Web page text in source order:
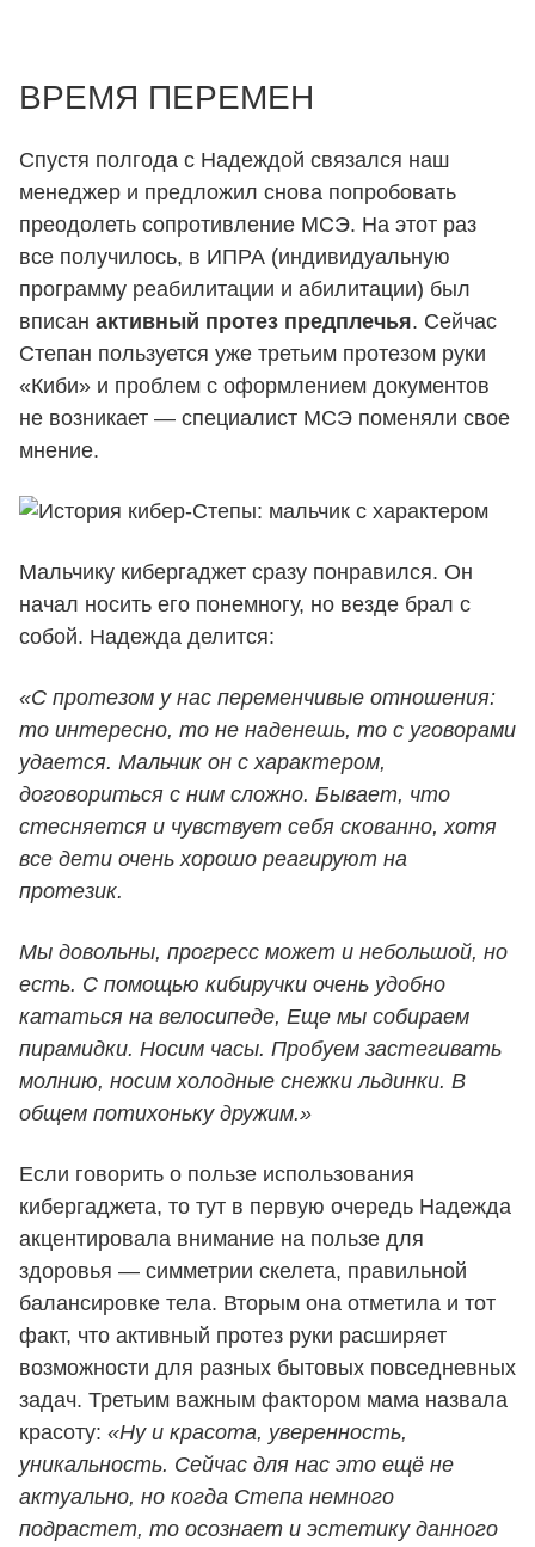
ВРЕМЯ ПЕРЕМЕН
Спустя полгода с Надеждой связался наш
менеджер и предложил снова попробовать
преодолеть сопротивление МСЭ. На этот раз
все получилось, в ИПРА (индивидуальную
программу реабилитации и абилитации) был
вписан активный протез предплечья. Сейчас
Степан пользуется уже третьим протезом руки
«Киби» и проблем с оформлением документов
не возникает — специалист МСЭ поменяли свое
мнение.
Мальчику кибергаджет сразу понравился. Он
начал носить его понемногу, но везде брал с
собой. Надежда делится:
«С протезом у нас переменчивые отношения:
то интересно, то не наденешь, то с уговорами
удается. Мальчик он с характером,
договориться с ним сложно. Бывает, что
стесняется и чувствует себя скованно, хотя
все дети очень хорошо реагируют на
протезик.
Мы довольны, прогресс может и небольшой, но
есть. С помощью кибиручки очень удобно
кататься на велосипеде, Еще мы собираем
пирамидки. Носим часы. Пробуем застегивать
молнию, носим холодные снежки льдинки. В
общем потихоньку дружим.»
Если говорить о пользе использования
кибергаджета, то тут в первую очередь Надежда
акцентировала внимание на пользе для
здоровья — симметрии скелета, правильной
балансировке тела. Вторым она отметила и тот
факт, что активный протез руки расширяет
возможности для разных бытовых повседневных
задач. Третьим важным фактором мама назвала
красоту: «Ну и красота, уверенность,
уникальность. Сейчас для нас это ещё не
актуально, но когда Степа немного
подрастет, то осознает и эстетику данного